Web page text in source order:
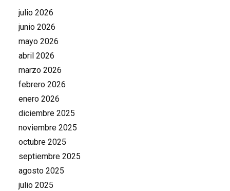
julio 2026
junio 2026
mayo 2026
abril 2026
marzo 2026
febrero 2026
enero 2026
diciembre 2025
noviembre 2025
octubre 2025
septiembre 2025
agosto 2025
julio 2025